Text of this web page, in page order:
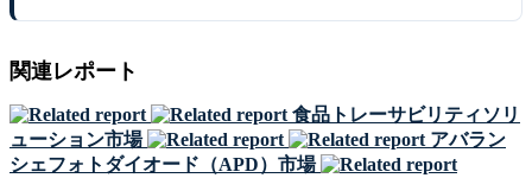
関連レポート
食品トレーサビリティソリ
ューション市場
アバラン
シェフォトダイオード（APD）市場